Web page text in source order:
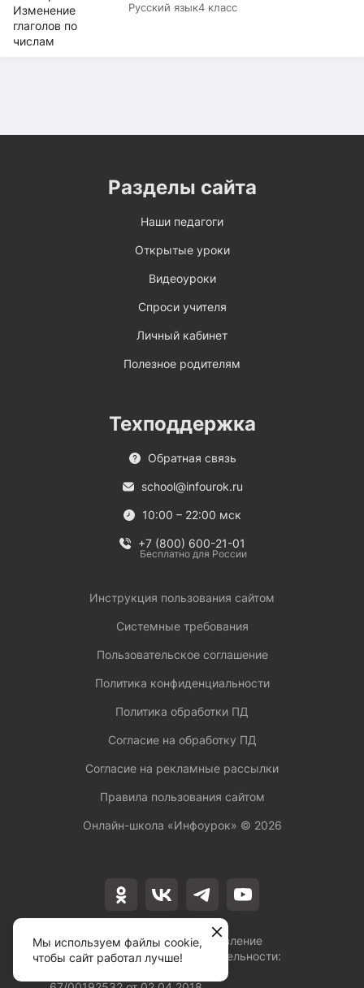
Русский язык4 класс
Лицензия на осуществление
образовательной деятельности:
Разделы сайта
Наши педагоги
Открытые уроки
Видеоуроки
Спроси учителя
Личный кабинет
Полезное родителям
Техподдержка
Обратная связь
school@infourok.ru
10:00 – 22:00 мск
+7 (800) 600-21-01
Бесплатно для России
Инструкция пользования сайтом
Системные требования
Пользовательское соглашение
Политика конфиденциальности
Политика обработки ПД
Согласие на обработку ПД
Согласие на рекламные рассылки
Правила пользования сайтом
Онлайн-школа «Инфоурок» © 2026
Мы используем файлы cookie,
чтобы сайт работал лучше!